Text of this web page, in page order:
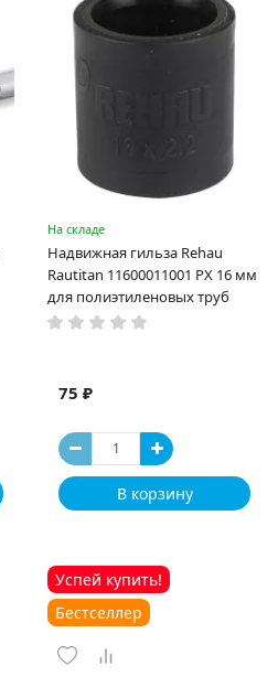
На складе
Надвижная гильза Rehau
Rautitan 11600011001 PX 16 мм
для полиэтиленовых труб
75 ₽
В корзину
Успей купить!
Бестселлер